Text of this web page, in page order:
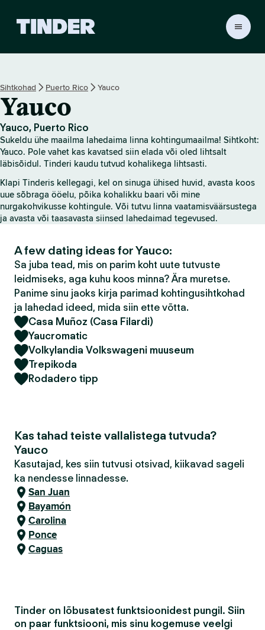
r
a
l
e
t
Sihtkohad Puerto Rico Yauco
Yauco
Yauco, Puerto Rico
Sukeldu ühe maailma lahedaima linna kohtingumaailma! Sihtkoht:
Yauco. Pole vahet kas kavatsed siin elada või oled lihtsalt
läbisõidul. Tinderi kaudu tutvud kohalikega lihtsasti.
Klapi Tinderis kellegagi, kel on sinuga ühised huvid, avasta koos
uue sõbraga ööelu, põika kohalikku baari või mine
nurgakohvikusse kohtingule. Või tutvu linna vaatamisväärsustega
ja avasta või taasavasta siinsed lahedaimad tegevused.
A few dating ideas for Yauco:
Sa juba tead, mis on parim koht uute tutvuste
leidmiseks, aga kuhu koos minna? Ära muretse.
Panime sinu jaoks kirja parimad kohtingusihtkohad
ja lahedad ideed, mida siin ette võtta.
Casa Muñoz (Casa Filardi)
Yaucromatic
Volkylandia Volkswageni muuseum
Trepikoda
Rodadero tipp
Kas tahad teiste vallalistega tutvuda?
Yauco
Kasutajad, kes siin tutvusi otsivad, kiikavad sageli
ka nendesse linnadesse.
San Juan
Bayamón
Carolina
Ponce
Caguas
Tinder on lõbusatest funktsioonidest pungil. Siin
on paar funktsiooni, mis sinu kogemuse veelgi